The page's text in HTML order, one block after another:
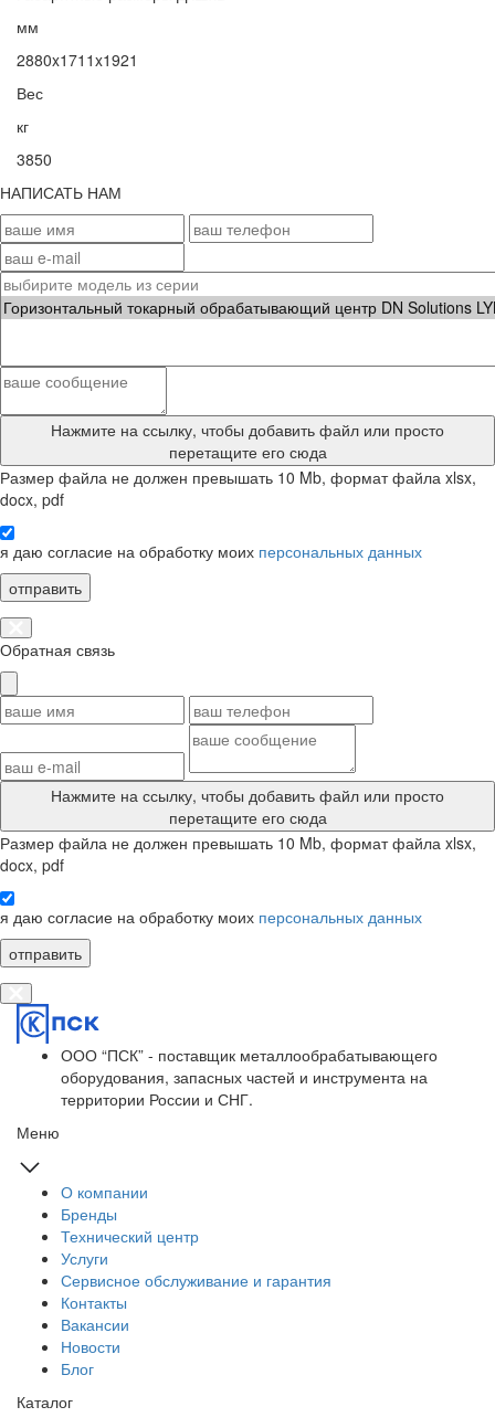
мм
2880x1711x1921
Вес
кг
3850
НАПИСАТЬ НАМ
Нажмите на ссылку, чтобы добавить файл или просто
перетащите его сюда
Размер файла не должен превышать 10 Mb, формат файла xlsx,
docx, pdf
я даю согласие на обработку моих персональных данных
отправить
Обратная связь
Нажмите на ссылку, чтобы добавить файл или просто
перетащите его сюда
Размер файла не должен превышать 10 Mb, формат файла xlsx,
docx, pdf
я даю согласие на обработку моих персональных данных
отправить
ООО “ПСК” - поставщик металлообрабатывающего
оборудования, запасных частей и инструмента на
территории России и СНГ.
Меню
О компании
Бренды
Технический центр
Услуги
Сервисное обслуживание и гарантия
Контакты
Вакансии
Новости
Блог
Каталог